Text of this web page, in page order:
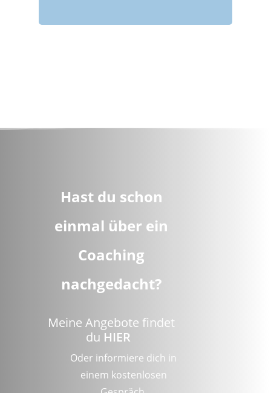
Hast du schon
einmal über ein
Coaching
nachgedacht?
Meine Angebote findet
du HIER
Oder informiere dich in
einem kostenlosen